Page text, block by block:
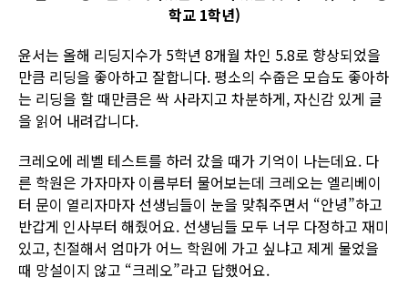
학교 1학년)
윤서는 올해 리딩지수가 5학년 8개월 차인 5.8로 향상되었을
만큼 리딩을 좋아하고 잘합니다. 평소의 수줍은 모습도 좋아하
는 리딩을 할 때만큼은 싹 사라지고 차분하게, 자신감 있게 글
을 읽어 내려갑니다.
크레오에 레벨 테스트를 하러 갔을 때가 기억이 나는데요. 다
른 학원은 가자마자 이름부터 물어보는데 크레오는 엘리베이
터 문이 열리자마자 선생님들이 눈을 맞춰주면서 “안녕”하고
반갑게 인사부터 해줬어요. 선생님들 모두 너무 다정하고 재미
있고, 친절해서 엄마가 어느 학원에 가고 싶냐고 제게 물었을
때 망설이지 않고 “크레오”라고 답했어요.